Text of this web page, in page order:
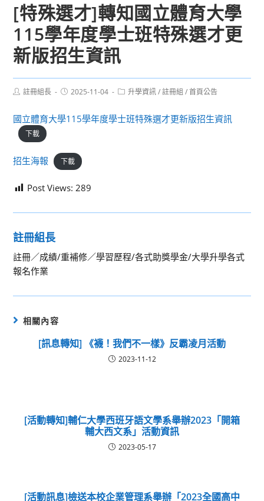
[特殊選才]轉知國立體育大學
115學年度學士班特殊選才更
新版招生資訊
Post註冊組長
Post2025-11-04
Post升學資訊 / 註冊組 / 首頁公告
國立體育大學115學年度學士班特殊選才更新版招生資訊
下載
招生海報 下載
Post Views: 289
註冊組長
註冊／成績/重補修／學習歷程/各式助獎學金/大學升學各式
報名作業
相關內容
[訊息轉知] 《襪！我們不一樣》反霸凌月活動
2023-11-12
[活動轉知]輔仁大學西班牙語文學系舉辦2023「開箱
輔大西文系」活動資訊
2023-05-17
[活動訊息]檢送本校企業管理系舉辦「2023全國高中